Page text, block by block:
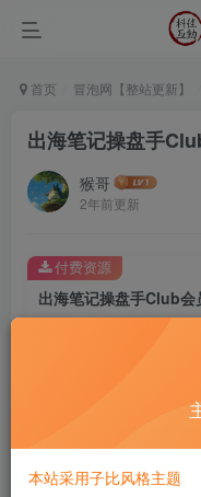
首页 冒泡网【整站更新】
出海笔记操盘手
猴哥
2年前更新
出海笔记操盘手Club
此内容为付费资源，请付
免费
付费资源
本站采用子比风格主题